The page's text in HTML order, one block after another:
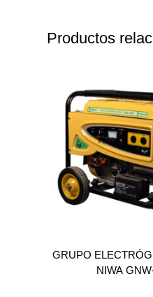
Productos
GRUPO
NIWA